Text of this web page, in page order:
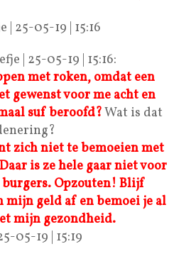
25-05-19 | 15:16
| 25-05-19 | 15:16:
met roken, omdat een
gewenst voor me acht en
suf beroofd?Wat is dat
zich niet te bemoeien met
is ze hele gaar niet voor
burgers. Opzouten! Blijf
mijn geld af en bemoei je al
mijn gezondheid.
05-19 | 15:19